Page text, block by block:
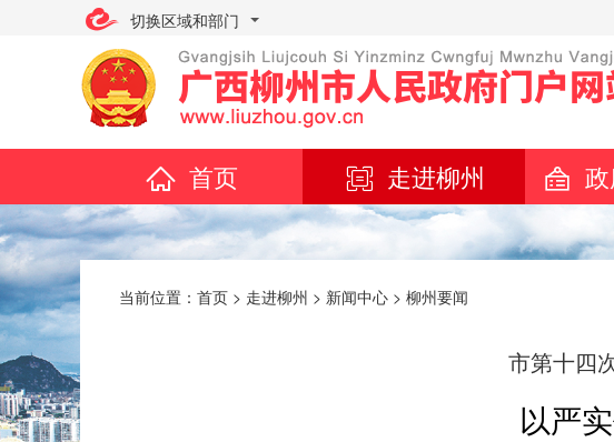
切换区域和部门
首页 走进柳州
当前位置： 首页 > 走进柳州 > 新闻中心 > 柳州要闻
市第十四
以严